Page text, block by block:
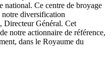
national. Ce centre de broyage
notre diversification
Directeur Général. Cet
notre actionnaire de référence,
dans le Royaume du